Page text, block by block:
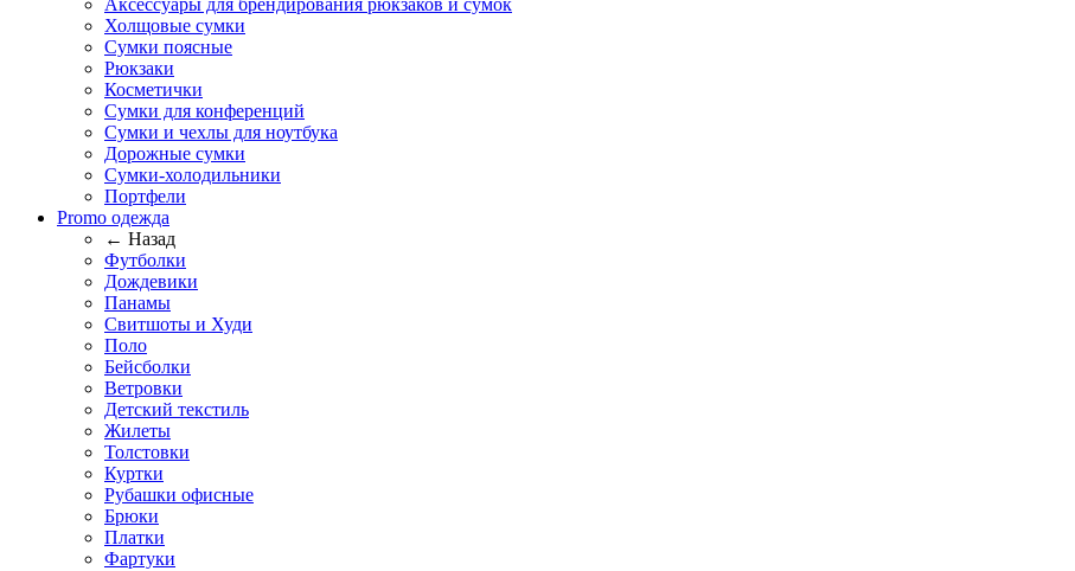
Холщовые сумки
Сумки поясные
Рюкзаки
Косметички
Сумки для конференций
Сумки и чехлы для ноутбука
Дорожные сумки
Сумки-холодильники
Портфели
Promo одежда
← Назад
Футболки
Дождевики
Панамы
Свитшоты и Худи
Поло
Бейсболки
Ветровки
Детский текстиль
Жилеты
Толстовки
Куртки
Рубашки офисные
Брюки
Платки
Фартуки